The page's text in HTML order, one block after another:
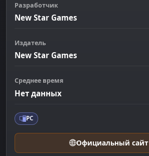
Разработчик
New Star Games
Издатель
New Star Games
Среднее время
Нет данных
PC
Официальный сайт